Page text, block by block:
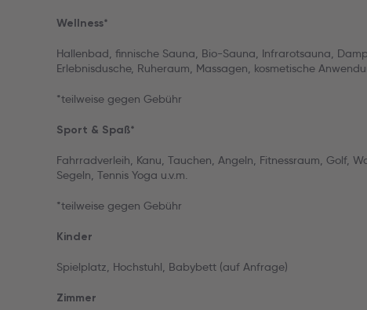
Wellness*
Hallenbad, finnische Sauna, Bio-Sauna, Infrarotsauna,
Erlebnisdusche, Ruheraum, Massagen, kosmetische
*teilweise gegen Gebühr
Sport & Spaß*
Fahrradverleih, Kanu, Tauchen, Angeln, Fitnessraum, Golf,
Segeln, Tennis Yoga u.v.m.
*teilweise gegen Gebühr
Kinder
Spielplatz, Hochstuhl, Babybett (auf Anfrage)
Zimmer